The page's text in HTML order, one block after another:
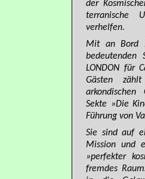
der
terranische
verhelfen.
Mit an Bord
LONDON für
Gästen
Sekte »Die
Führung von
Sie sind auf
Mission und
»perfekter
fremdes